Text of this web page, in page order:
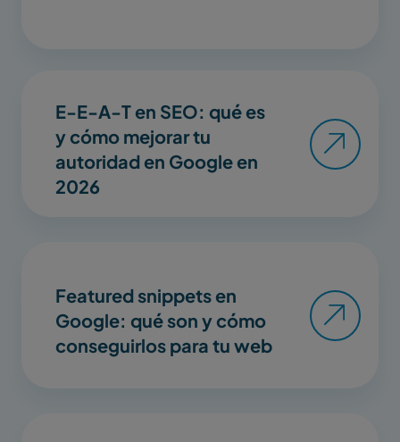
E-E-A-T en SEO: qué es
y cómo mejorar tu
autoridad en Google en
2026
Featured snippets en
Google: qué son y cómo
conseguirlos para tu web